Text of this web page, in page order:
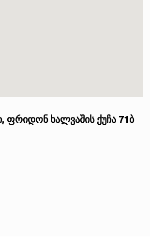
ფრიდონ ხალვაშის ქუჩა 71ბ